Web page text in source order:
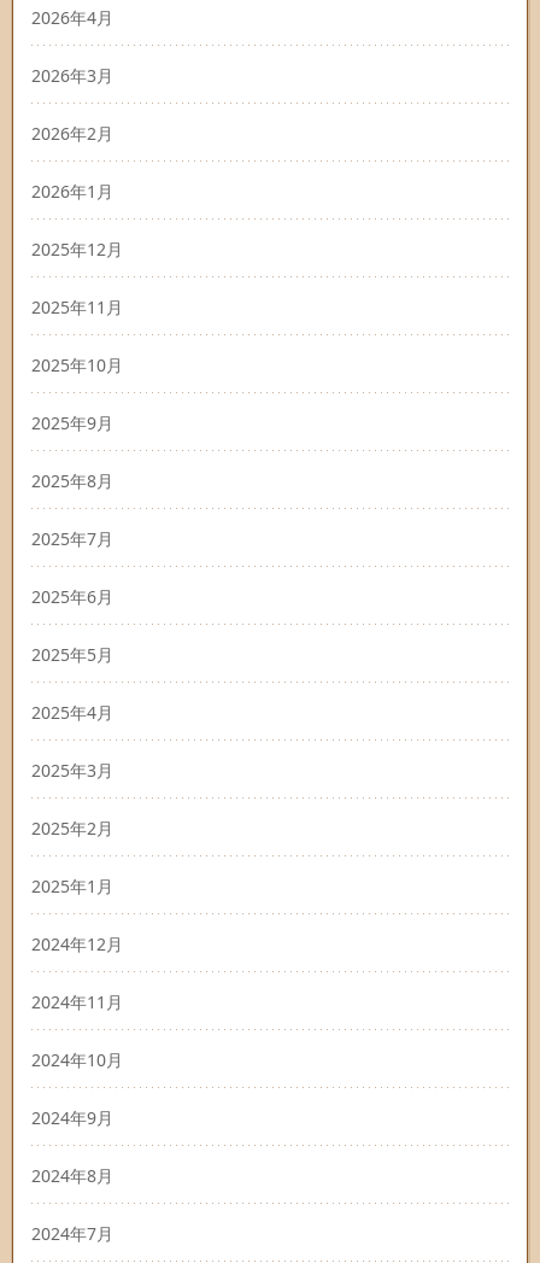
2026年4月
2026年3月
2026年2月
2026年1月
2025年12月
2025年11月
2025年10月
2025年9月
2025年8月
2025年7月
2025年6月
2025年5月
2025年4月
2025年3月
2025年2月
2025年1月
2024年12月
2024年11月
2024年10月
2024年9月
2024年8月
2024年7月